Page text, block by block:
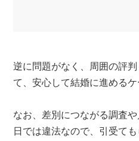
逆に問題がなく、周囲の評
て、安心して結婚に進める
なお、差別につながる調査
日では違法なので、引受ても